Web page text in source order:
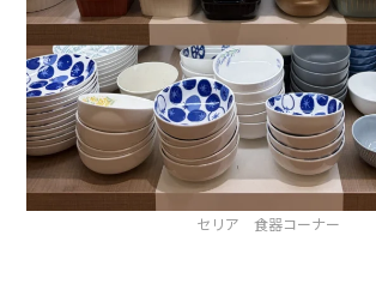
セリア 食器コーナー